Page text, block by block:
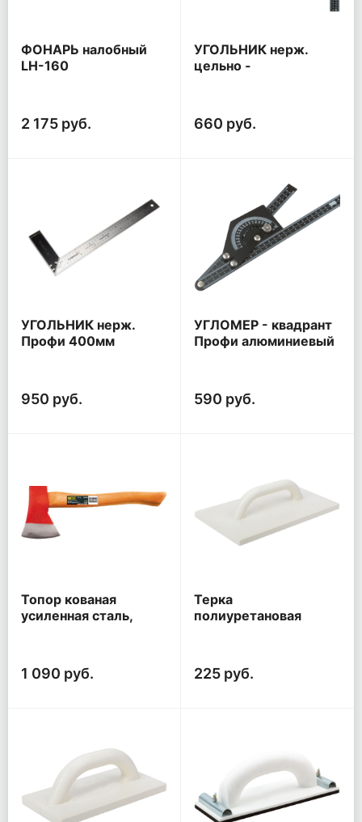
ФОНАРЬ налобный
LH-160
2 175 руб.
УГОЛЬНИК нерж.
цельно -
660 руб.
УГОЛЬНИК нерж.
Профи 400мм
950 руб.
УГЛОМЕР - квадрант
Профи алюминиевый
590 руб.
Топор кованая
усиленная сталь,
1 090 руб.
Терка
полиуретановая
225 руб.